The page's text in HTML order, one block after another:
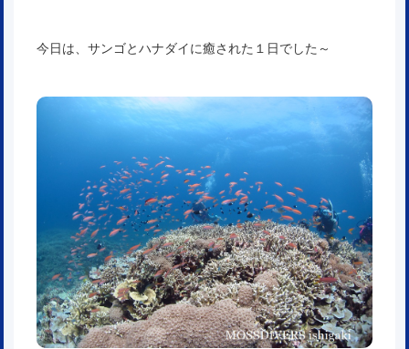
今日は、サンゴとハナダイに癒された１日でした～